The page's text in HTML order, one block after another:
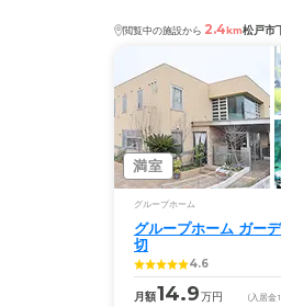
閲覧中の施設から 2.4km松戸市
満室
グループホーム
グループホーム ガー
切
4.6
月額14.9万円 (入居金